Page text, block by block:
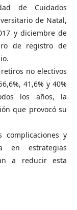
de Cuidados
de Natal,
y diciembre de
de registro de
no electivos
41,6% y 40%
los años, la
que provocó su
complicaciones y
en estrategias
a reducir esta